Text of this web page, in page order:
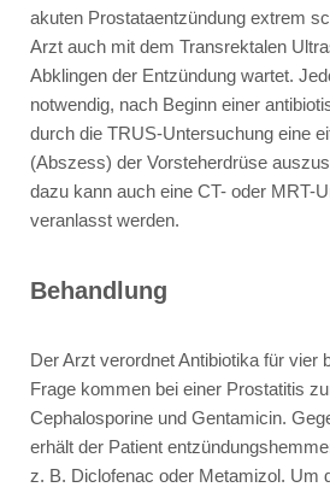
akuten Prostataentzündung extrem
Arzt auch mit dem Transrektalen
Abklingen der Entzündung wartet.
notwendig, nach Beginn einer
durch die TRUS-Untersuchung eine
(Abszess) der Vorsteherdrüse
dazu kann auch eine CT- oder MRT-
veranlasst werden.
Behandlung
Der Arzt verordnet Antibiotika für vier
Frage kommen bei einer Prostatitis
Cephalosporine und Gentamicin.
erhält der Patient
z. B. Diclofenac oder Metamizol. Um